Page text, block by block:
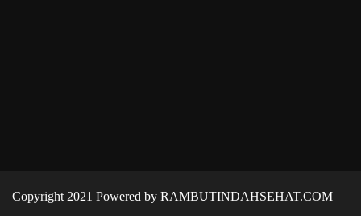
Copyright 2021 Powered by RAMBUTINDAHSEHAT.COM